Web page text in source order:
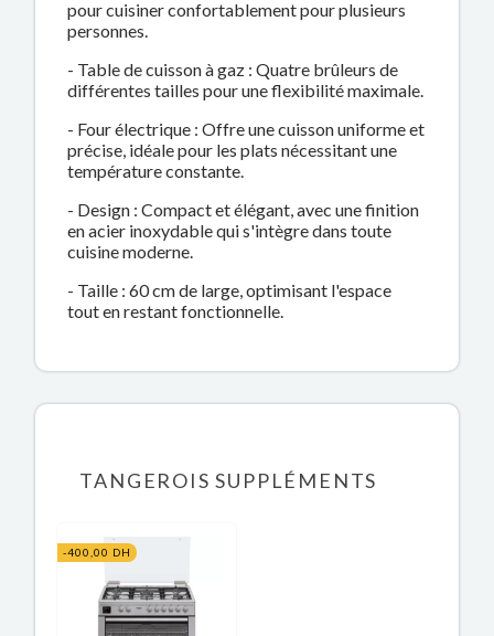
pour cuisiner confortablement pour plusieurs
personnes.
- Table de cuisson à gaz : Quatre brûleurs de
différentes tailles pour une flexibilité maximale.
- Four électrique : Offre une cuisson uniforme et
précise, idéale pour les plats nécessitant une
température constante.
- Design : Compact et élégant, avec une finition
en acier inoxydable qui s'intègre dans toute
cuisine moderne.
- Taille : 60 cm de large, optimisant l'espace
tout en restant fonctionnelle.
TANGEROIS SUPPLÉMENTS
-400,00 DH